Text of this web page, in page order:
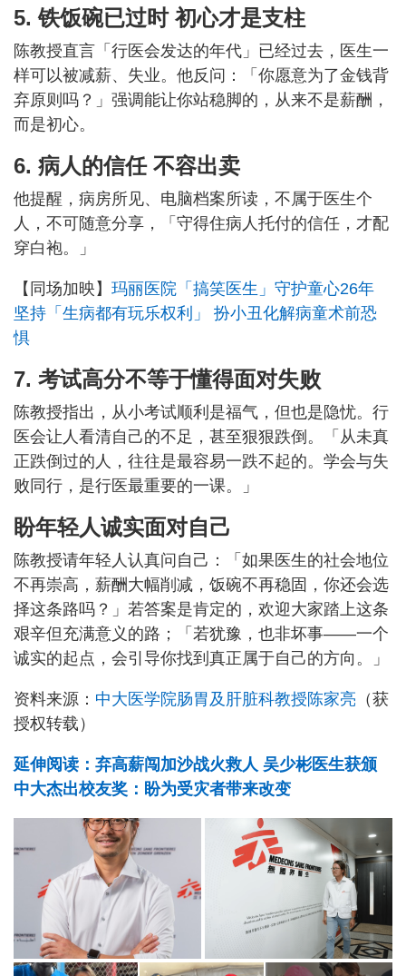
5. 铁饭碗已过时 初心才是支柱
陈教授直言「行医会发达的年代」已经过去，医生一
样可以被减薪、失业。他反问：「你愿意为了金钱背
弃原则吗？」强调能让你站稳脚的，从来不是薪酬，
而是初心。
6. 病人的信任 不容出卖
他提醒，病房所见、电脑档案所读，不属于医生个
人，不可随意分享，「守得住病人托付的信任，才配
穿白袍。」
【同场加映】 玛丽医院「搞笑医生」守护童心26年
坚持「生病都有玩乐权利」 扮小丑化解病童术前恐
惧
7. 考试高分不等于懂得面对失败
陈教授指出，从小考试顺利是福气，但也是隐忧。行
医会让人看清自己的不足，甚至狠狠跌倒。「从未真
正跌倒过的人，往往是最容易一跌不起的。学会与失
败同行，是行医最重要的一课。」
盼年轻人诚实面对自己
陈教授请年轻人认真问自己：「如果医生的社会地位
不再崇高，薪酬大幅削减，饭碗不再稳固，你还会选
择这条路吗？」若答案是肯定的，欢迎大家踏上这条
艰辛但充满意义的路；「若犹豫，也非坏事——一个
诚实的起点，会引导你找到真正属于自己的方向。」
资料来源： 中大医学院肠胃及肝脏科教授陈家亮 （获
授权转载）
延伸阅读：弃高薪闯加沙战火救人 吴少彬医生获颁
中大杰出校友奖：盼为受灾者带来改变